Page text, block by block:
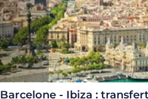
Barcelone - Ibiza :